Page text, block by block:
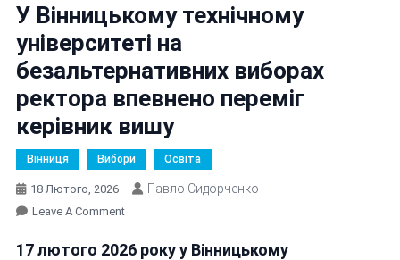
У Вінницькому технічному
університеті на
безальтернативних виборах
ректора впевнено переміг
керівник вишу
Вінниця Вибори Освіта
18 Лютого, 2026 Павло Сидорченко
Leave A CommentOn
Вінницькому
17 лютого 2026 року у Вінницькому